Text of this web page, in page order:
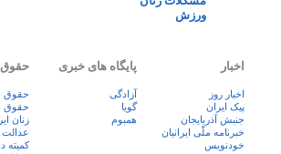
ورزش
اخبار
اخبار روز
پيک ايران
جنبش آذربایجان
خبرنامه ملّی ایرانیان
خودنویس
پایگاه های خبری
آزادگی
گویا
همبوم
حقوق
حقوق
حقوق
زنان
عدالت
کمیته